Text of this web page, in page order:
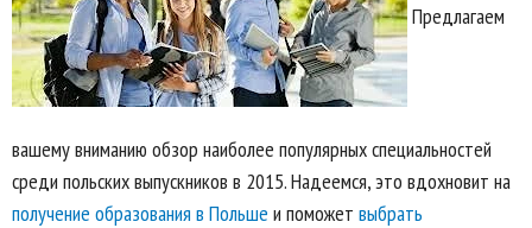
Предлагаем
вашему вниманию обзор наиболее популярных специальностей
среди польских выпускников в 2015. Надеемся, это вдохновит на
получение образования в Польше и поможет выбрать